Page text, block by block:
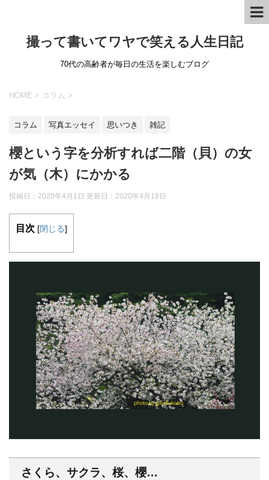
撮って書いてワヤで笑える人生日記
70代の高齢者が毎日の生活を楽しむブログ
HOME > コラム >
コラム 写真エッセイ 思いつき 雑記
櫻という字を分析すれば二階（貝）の女
が気（木）にかかる
投稿日：2020年4月1日 更新日： 2020年4月18日
目次 [閉じる]
さくら、サクラ、桜、櫻…